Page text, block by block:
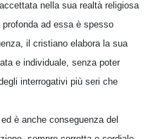
nella sua realtà religiosa
ad essa è spesso
il cristiano elabora la sua
e individuale, senza poter
interrogativi più seri che
è anche conseguenza del